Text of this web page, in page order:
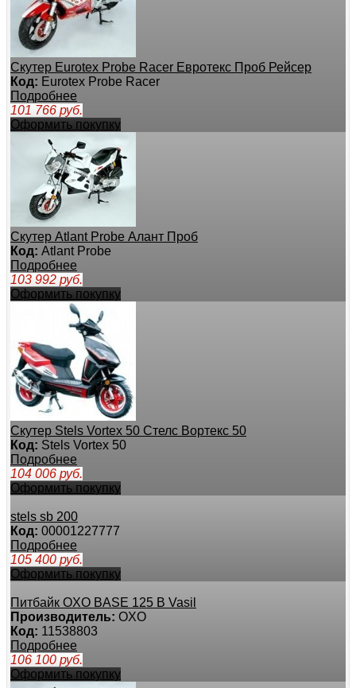
Скутер Eurotex Probe Racer Евротекс Проб Рейсер
Код: Eurotex Probe Racer
Подробнее
101 766 руб.
Оформить покупку
Скутер Atlant Probe Алант Проб
Код: Atlant Probe
Подробнее
103 992 руб.
Оформить покупку
Скутер Stels Vortex 50 Стелс Вортекс 50
Код: Stels Vortex 50
Подробнее
104 006 руб.
Оформить покупку
stels sb 200
Код: 00001227777
Подробнее
105 400 руб.
Оформить покупку
Питбайк OXO BASE 125 B Vasil
Производитель: OXO
Код: 11538803
Подробнее
106 100 руб.
Оформить покупку